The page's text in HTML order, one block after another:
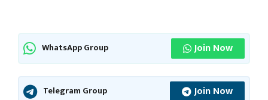
WhatsApp Group Join Now
Telegram Group Join Now